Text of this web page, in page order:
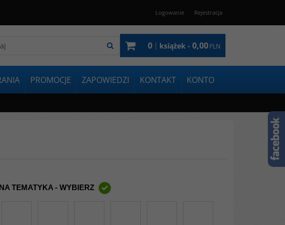
Logowanie Rejestracja
0 | książek - 0,00PLN
PROMOCJE ZAPOWIEDZI KONTAKT KONTO
TEMATYKA - WYBIERZ